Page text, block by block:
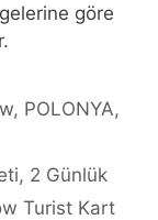
göre
, POLONYA,
, 2 Günlük
Turist Kart